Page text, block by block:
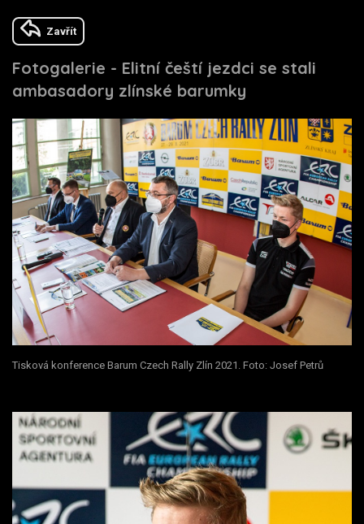
Zavřít
Fotogalerie - Elitní čeští jezdci se stali
ambasadory zlínské barumky
Tisková konference Barum Czech Rally Zlín 2021. Foto: Josef Petrů